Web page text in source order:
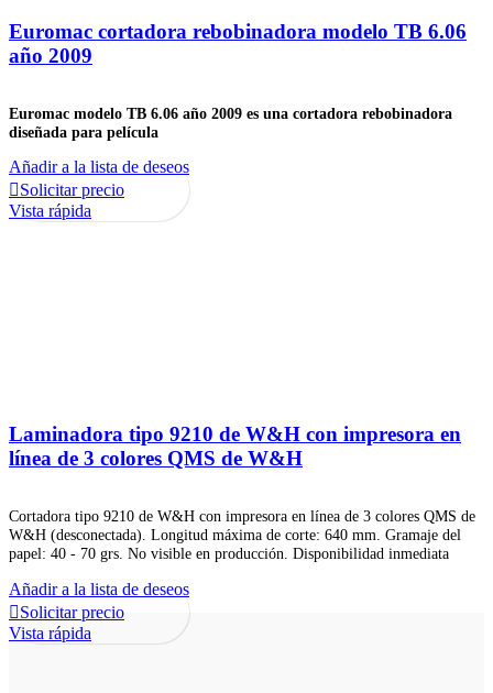
Euromac cortadora rebobinadora modelo TB 6.06
año 2009
Euromac modelo TB 6.06 año 2009 es una cortadora rebobinadora
diseñada para película
Añadir a la lista de deseos
Solicitar precio
Vista rápida
Laminadora tipo 9210 de W&H con impresora en
línea de 3 colores QMS de W&H
Cortadora tipo 9210 de W&H con impresora en línea de 3 colores QMS de
W&H (desconectada). Longitud máxima de corte: 640 mm. Gramaje del
papel: 40 - 70 grs. No visible en producción. Disponibilidad inmediata
Añadir a la lista de deseos
Solicitar precio
Vista rápida